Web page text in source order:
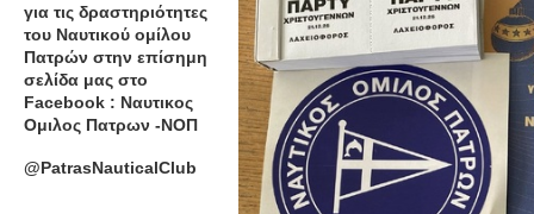
για τις δραστηριότητες
του Ναυτικού ομίλου
Πατρών στην επίσημη
σελίδα μας στο
Facebook : Ναυτικος
Ομιλος Πατρων -ΝΟΠ
@PatrasNauticalClub